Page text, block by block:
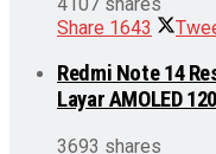
Share 1643
Redmi Note 14
Layar AMOLED
3693 shares